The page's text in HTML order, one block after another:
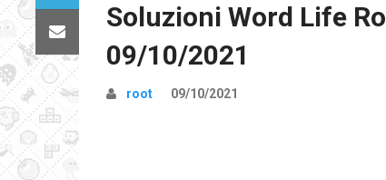
Soluzioni Word Life
09/10/2021
root 09/10/2021